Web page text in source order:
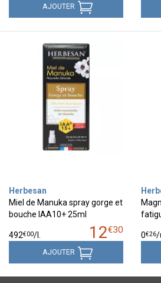
AJOUTER
Herbesan
Miel de Manuka spray gorge et
bouche IAA10+ 25ml
12€30
492€00/
AJOUTER
0€26/